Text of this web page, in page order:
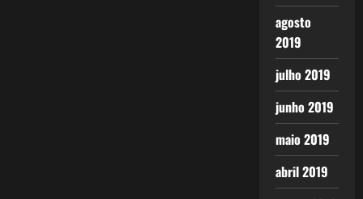
agosto
2019
julho 2019
junho 2019
maio 2019
abril 2019